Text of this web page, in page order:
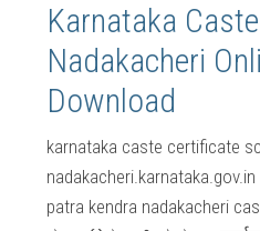
Karnataka
Nadakacheri
Download
karnataka caste certificate
patra kendra nadakacheri